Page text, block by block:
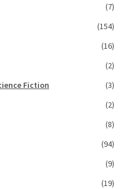
(7)
(154)
(16)
(2)
Fiction
(3)
(2)
(8)
(94)
(9)
(19)